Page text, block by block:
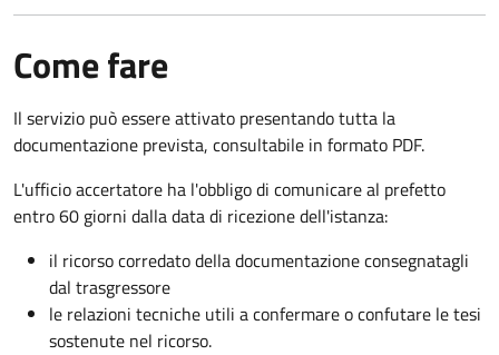
Come fare
Il servizio può essere attivato presentando tutta la
documentazione prevista, consultabile in formato PDF.
L'ufficio accertatore ha l'obbligo di comunicare al prefetto
entro 60 giorni dalla data di ricezione dell'istanza:
il ricorso corredato della documentazione consegnatagli
dal trasgressore
le relazioni tecniche utili a confermare o confutare le tesi
sostenute nel ricorso.